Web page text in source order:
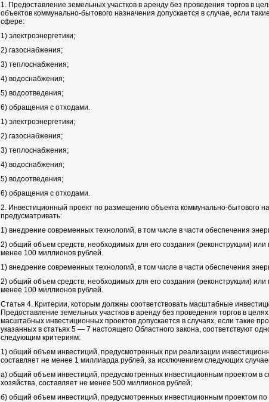
1. Предоставление земельных участков в аренду без проведения торгов в
объектов коммунально-бытового назначения допускается в случае, если
сфере:
1) электроэнергетики;
2) газоснабжения;
3) теплоснабжения;
4) водоснабжения;
5) водоотведения;
6) обращения с отходами.
1) электроэнергетики;
2) газоснабжения;
3) теплоснабжения;
4) водоснабжения;
5) водоотведения;
6) обращения с отходами.
2. Инвестиционный проект по размещению объекта коммунально-бытового
предусматривать:
1) внедрение современных технологий, в том числе в части обеспечения
2) общий объем средств, необходимых для его создания (реконструкции)
менее 100 миллионов рублей.
1) внедрение современных технологий, в том числе в части обеспечения
2) общий объем средств, необходимых для его создания (реконструкции)
менее 100 миллионов рублей.
Статья 4. Критерии, которым должны соответствовать масштабные
Предоставление земельных участков в аренду без проведения торгов в
масштабных инвестиционных проектов допускается в случаях, если такие
указанных в статьях 5 — 7 настоящего Областного закона, соответствуют
следующим критериям:
1) общий объем инвестиций, предусмотренных при реализации
составляет не менее 1 миллиарда рублей, за исключением следующих
а) общий объем инвестиций, предусмотренных инвестиционным проектом в
хозяйства, составляет не менее 500 миллионов рублей;
б) общий объем инвестиций, предусмотренных инвестиционным проектом